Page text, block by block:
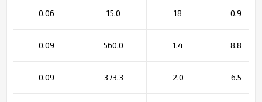
0,06 15.0 18 0.9
0,09 560.0 1.4 8.8
0,09 373.3 2.0 6.5